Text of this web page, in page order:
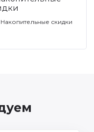
Накопительные скидки